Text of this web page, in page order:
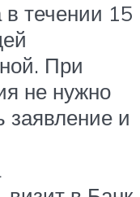
в течении 15
При
не нужно
заявление и